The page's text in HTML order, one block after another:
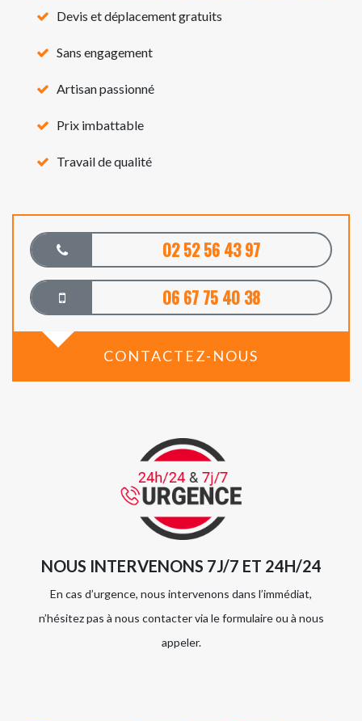
Devis et déplacement gratuits
Sans engagement
Artisan passionné
Prix imbattable
Travail de qualité
02 52 56 43 97
06 67 75 40 38
CONTACTEZ-NOUS
NOUS INTERVENONS 7J/7 ET 24H/24
En cas d’urgence, nous intervenons dans l’immédiat,
n’hésitez pas à nous contacter via le formulaire ou à nous
appeler.